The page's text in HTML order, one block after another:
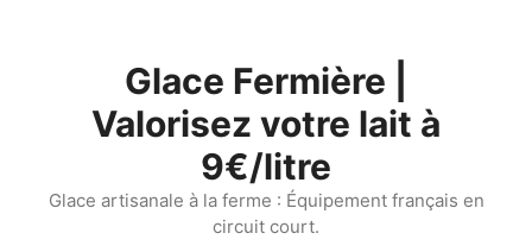
Glace Fermière |
Valorisez votre lait à
9€/litre
Glace artisanale à la ferme : Équipement français en
circuit court.